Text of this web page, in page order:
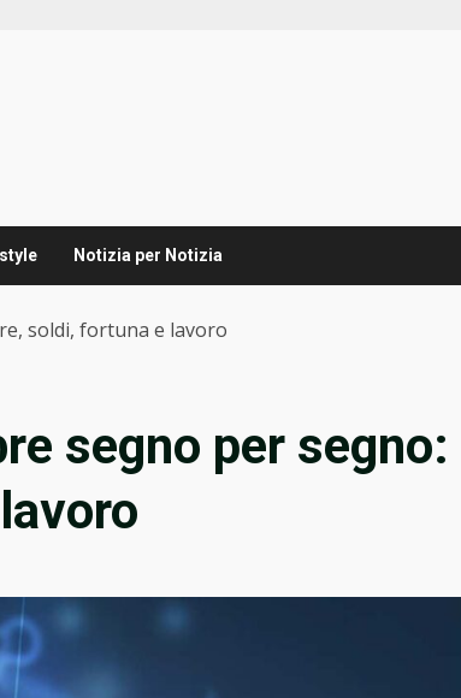
Notizia per Notizia
soldi, fortuna e lavoro
segno per segno: